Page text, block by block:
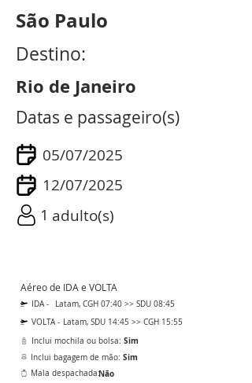
São Paulo
Destino:
Rio de Janeiro
Datas e passageiro(s)
05/07/2025
12/07/2025
1 adulto(s)
Aéreo de IDA e VOLTA
IDA -
Latam, CGH 07:40 >> SDU 08:45
VOLTA - Latam, SDU 14:45 >> CGH 15:55
Inclui bagagem de mão: Sim
Mala despachada:Não
Inclui mochila ou bolsa: Sim